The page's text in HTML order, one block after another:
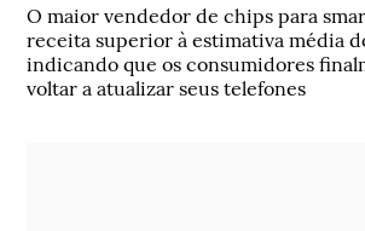
O maior vendedor de chips para
receita superior à estimativa média
indicando que os consumidores
voltar a atualizar seus telefones